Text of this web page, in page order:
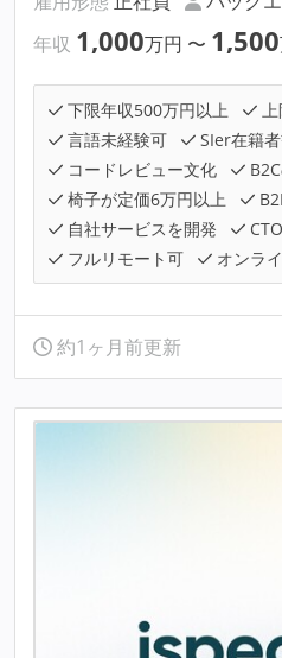
年収 1,000万円 〜 1,500
下限年収500万円以上
言語未経験可
SIer在籍
コードレビュー文化
椅子が定価6万円以上
自社サービスを開発
フルリモート可
オンラ
約1ヶ月前更新